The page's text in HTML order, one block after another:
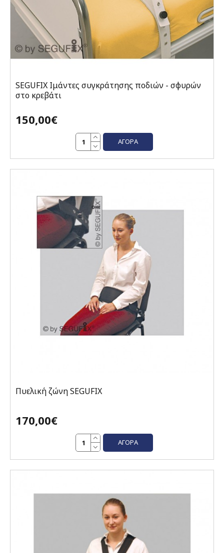
SEGUFIX Ιμάντες συγκράτησης ποδιών - σφυρών
στο κρεβάτι
150,00€
ΑΓΟΡΆ
Πυελική ζώνη SEGUFIX
170,00€
ΑΓΟΡΆ